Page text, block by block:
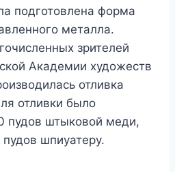
подготовлена форма
металла.
зрителей
Академии художеств
отливка
отливки было
пудов штыковой меди,
шпиуатеру.